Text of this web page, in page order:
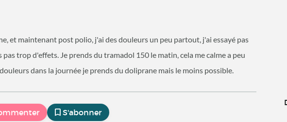
et maintenant post polio, j'ai des douleurs un peu partout, j'ai essayé pas
pas trop d'effets. Je prends du tramadol 150 le matin, cela me calme a peu
dans la journée je prends du doliprane mais le moins possible.
S'abonner